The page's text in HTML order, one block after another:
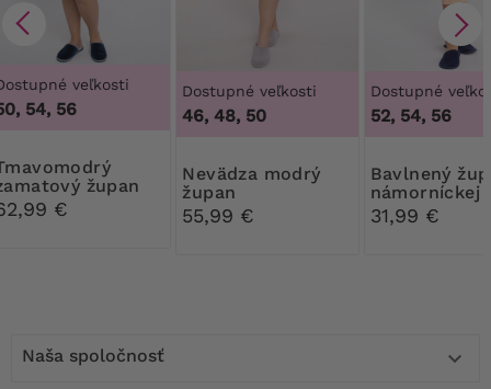
veľkosti
54, 56
župan
€
Dostupné veľkosti
46, 48, 50
Nevädza modrý
župan
55,99 €
Dostupné
52, 54, 56
Bavlnený župan v
námorníckej
modrej farbe
31,99 €
Naša spoločnosť 